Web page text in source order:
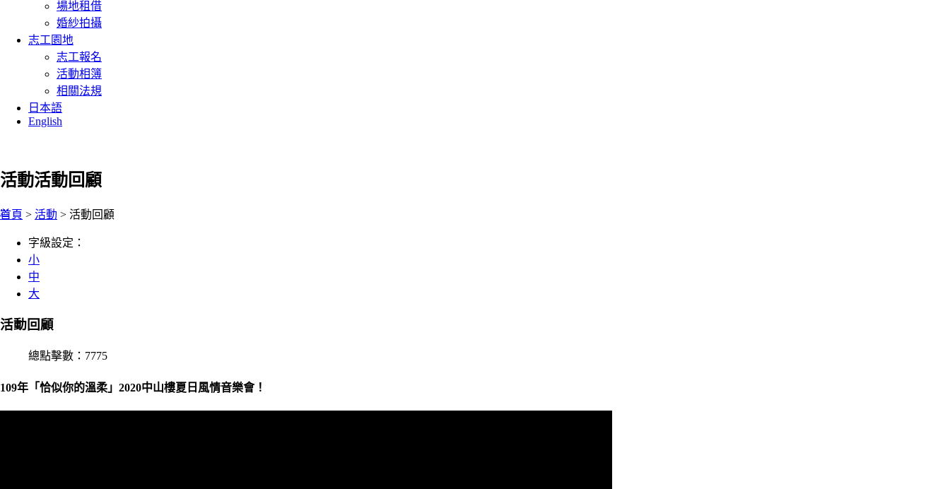
場地租借
婚紗拍攝
志工園地
志工報名
活動相簿
相關法規
日本語
English
活動活動回顧
:::
首頁 > 活動 > 活動回顧
字級設定：
小
中
大
活動回顧
總點擊數：7775
109年「恰似你的溫柔」2020中山樓夏日風情音樂會！